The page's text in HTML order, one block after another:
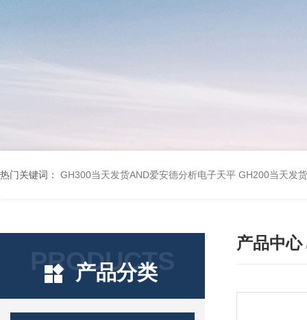
热门关键词： GH300当天发货AND爱安德分析电子天平 GH200当天发
PRODUCTS
产品分类
产品中心